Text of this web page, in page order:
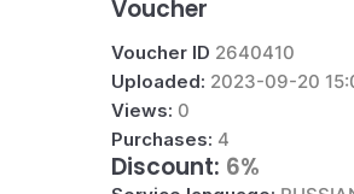
Voucher
Voucher ID 2640410
Uploaded: 2023-09-20
Views: 0
Purchases: 4
Discount: 6%